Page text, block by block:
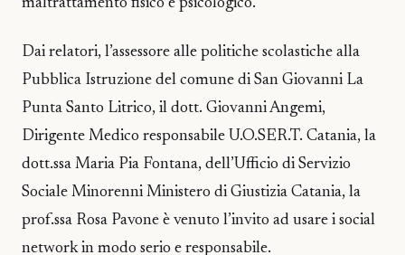
maltrattamento fisico e psicologico.
Dai relatori, l’assessore alle politiche scolastiche alla
Pubblica Istruzione del comune di San Giovanni La
Punta Santo Litrico, il dott. Giovanni Angemi,
Dirigente Medico responsabile U.O.SER.T. Catania, la
dott.ssa Maria Pia Fontana, dell’Ufficio di Servizio
Sociale Minorenni Ministero di Giustizia Catania, la
prof.ssa Rosa Pavone è venuto l’invito ad usare i social
network in modo serio e responsabile.